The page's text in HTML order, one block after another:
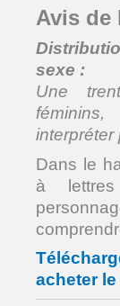
Avis de
sexe :
Une
féminins,
interpréter
Dans le
à
acheter le